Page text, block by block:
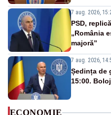
7 aug. 2026,
PSD,
„România
majoră”
7 aug. 2026,
Ședința de
15:00.
ECONOMIE